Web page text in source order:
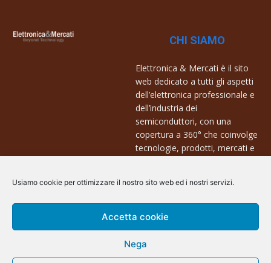
Usiamo cookie per ottimizzare il nostro sito web ed i nostri servizi.
Accetta cookie
Nega
CHI SIAMO
Elettronica & Mercati è il sito
web dedicato a tutti gli aspetti
dell’elettronica professionale e
dell’industria dei
semiconduttori, con una
copertura a 360° che coinvolge
tecnologie, prodotti, mercati e
Contatti:
info@arscommunication.it